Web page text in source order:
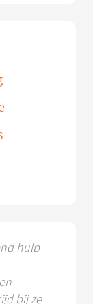
hulp
bij ze